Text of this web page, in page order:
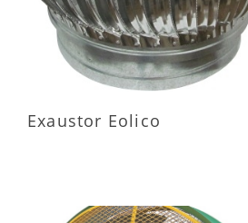
Exaustor Eolico